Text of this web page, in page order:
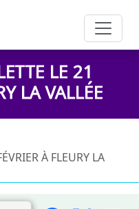
LE 21
LA VALLÉE
À FLEURY LA